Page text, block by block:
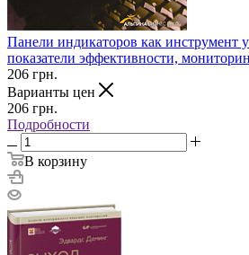
Панели индикаторов как инструмент
показатели эффективности,
206 грн.
Варианты цен
206 грн.
Подробности
В корзину